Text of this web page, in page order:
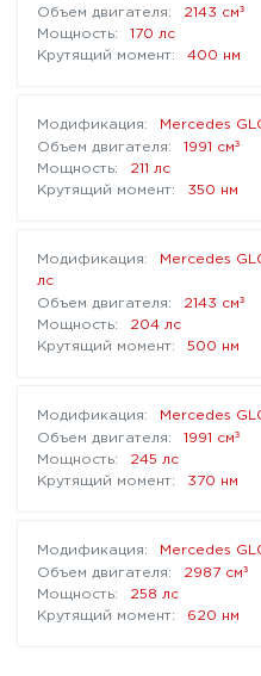
2143 см³
170 лс
400 нм
Mercedes
1991 см³
211 лс
350 нм
Mercedes
лс
2143 см³
204 лс
500 нм
Mercedes
1991 см³
245 лс
370 нм
Mercedes
2987 см³
258 лс
620 нм